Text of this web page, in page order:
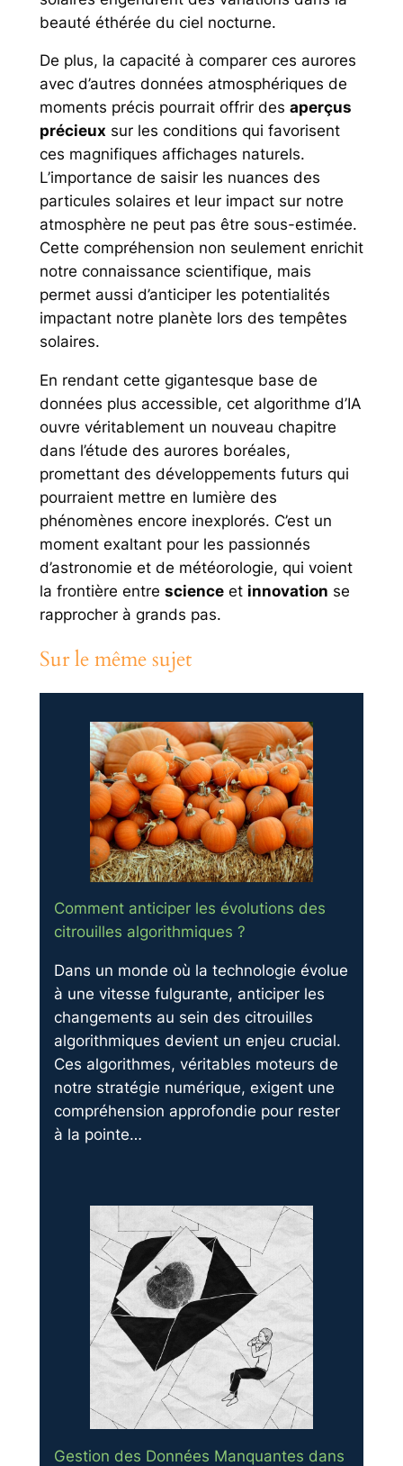
beauté éthérée du ciel nocturne.
De plus, la capacité à comparer ces aurores
avec d’autres données atmosphériques de
moments précis pourrait offrir des aperçus
précieux sur les conditions qui favorisent
ces magnifiques affichages naturels.
L’importance de saisir les nuances des
particules solaires et leur impact sur notre
atmosphère ne peut pas être sous-estimée.
Cette compréhension non seulement enrichit
notre connaissance scientifique, mais
permet aussi d’anticiper les potentialités
impactant notre planète lors des tempêtes
solaires.
En rendant cette gigantesque base de
données plus accessible, cet algorithme d’IA
ouvre véritablement un nouveau chapitre
dans l’étude des aurores boréales,
promettant des développements futurs qui
pourraient mettre en lumière des
phénomènes encore inexplorés. C’est un
moment exaltant pour les passionnés
d’astronomie et de météorologie, qui voient
la frontière entre scienceet innovation se
rapprocher à grands pas.
Sur le même sujet
Comment anticiper les évolutions des
citrouilles algorithmiques ?
Dans un monde où la technologie évolue
à une vitesse fulgurante, anticiper les
changements au sein des citrouilles
algorithmiques devient un enjeu crucial.
Ces algorithmes, véritables moteurs de
notre stratégie numérique, exigent une
compréhension approfondie pour rester
à la pointe…
Gestion des Données Manquantes dans